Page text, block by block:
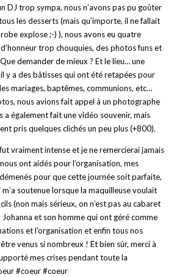
DJ trop sympa, nous n’avons pas pu goûter
les desserts (mais qu’importe, il ne fallait
explose ;-) ), nous avons eu quatre
trop chouquies, des photos funs et
demander de mieux ? Et le lieu… une
y a des bâtisses qui ont été retapées pour
mariages, baptêmes, communions, etc…
nous avions fait appel à un photographe
a également fait une vidéo souvenir, mais
pris quelques clichés un peu plus (+800).
vraiment intense et je ne remercierai jamais
ont aidés pour l’organisation, mes
pour que cette journée soit parfaite,
soutenue lorsque la maquilleuse voulait
(non mais sérieux, on n’est pas au cabaret
et son homme qui ont géré comme
et l’organisation et enfin tous nos
venus si nombreux ! Et bien sûr, merci à
mes crises pendant toute la
#coeur #coeur